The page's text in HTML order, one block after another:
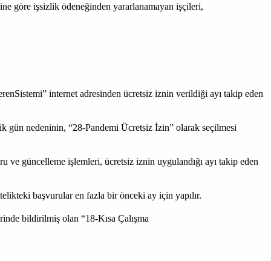
göre işsizlik ödeneğinden yararlanamayan işçileri,
internet adresinden ücretsiz iznin verildiği ayı takip eden
nedeninin, “28-Pandemi Ücretsiz İzin” olarak seçilmesi
güncelleme işlemleri, ücretsiz iznin uygulandığı ayı takip eden
başvurular en fazla bir önceki ay için yapılır.
bildirilmiş olan “18-Kısa Çalışma